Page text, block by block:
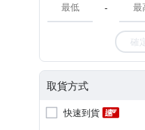
-
確定
取貨方式
快速到貨